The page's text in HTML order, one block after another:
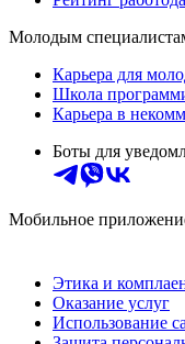
Молодым
Карьера для
Школа
Карьера в
Боты для
Мобильное
Этика и
Оказание услуг
Использование